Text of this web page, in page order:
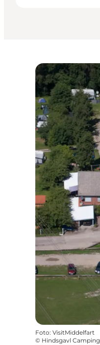
Foto: VisitMiddelfart
© Hindsgavl Camping